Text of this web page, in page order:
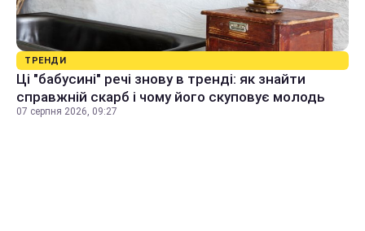
ТРЕНДИ
Ці "бабусині" речі знову в тренді: як знайти
справжній скарб і чому його скуповує молодь
07 серпня 2026, 09:27